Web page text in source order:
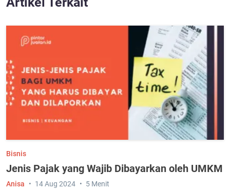
Bisnis
Jenis Pajak yang Wajib Dibayarkan oleh UMKM
Anisa 14 Aug 2024 5 Menit